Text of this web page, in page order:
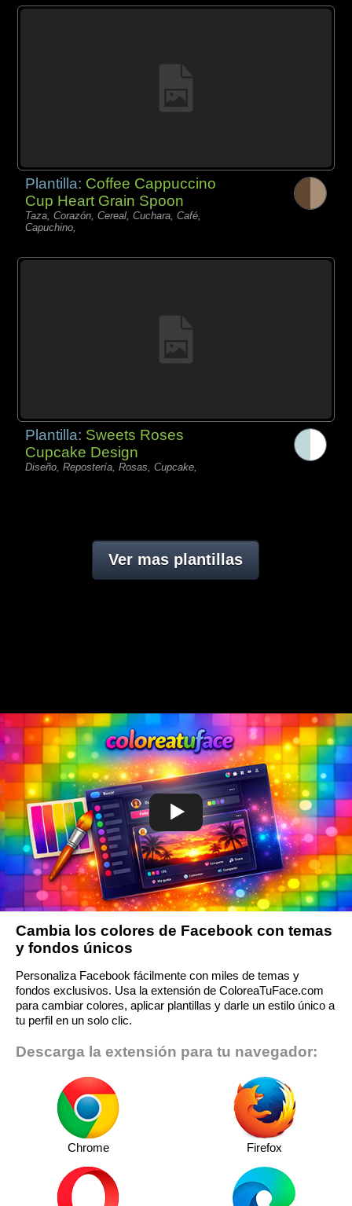
Plantilla: Coffee Cappuccino
Cup Heart Grain Spoon
Taza, Corazón, Cereal, Cuchara, Café,
Capuchino,
Plantilla: Sweets Roses
Cupcake Design
Diseño, Repostería, Rosas, Cupcake,
Ver mas plantillas
Cambia los colores de Facebook con temas
y fondos únicos
Personaliza Facebook fácilmente con miles de temas y
fondos exclusivos. Usa la extensión de ColoreaTuFace.com
para cambiar colores, aplicar plantillas y darle un estilo único a
tu perfil en un solo clic.
Descarga la extensión para tu navegador:
Chrome Firefox